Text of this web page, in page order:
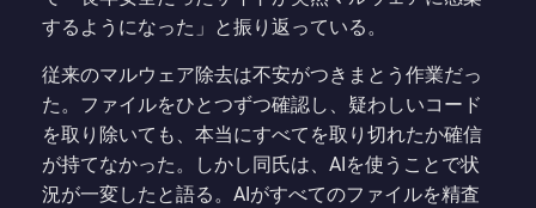
するようになった」と振り返っている。
従来のマルウェア除去は不安がつきまとう作業だっ
た。ファイルをひとつずつ確認し、疑わしいコード
を取り除いても、本当にすべてを取り切れたか確信
が持てなかった。しかし同氏は、AIを使うことで状
況が一変したと語る。AIがすべてのファイルを精査